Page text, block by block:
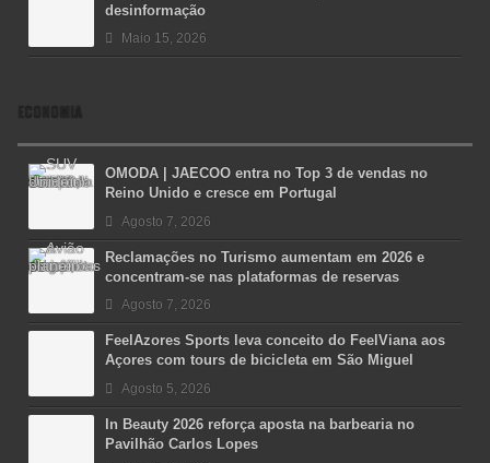
desinformação
Maio 15, 2026
ECONOMIA
OMODA | JAECOO entra no Top 3 de vendas no
Reino Unido e cresce em Portugal
Agosto 7, 2026
Reclamações no Turismo aumentam em 2026 e
concentram-se nas plataformas de reservas
Agosto 7, 2026
FeelAzores Sports leva conceito do FeelViana aos
Açores com tours de bicicleta em São Miguel
Agosto 5, 2026
In Beauty 2026 reforça aposta na barbearia no
Pavilhão Carlos Lopes